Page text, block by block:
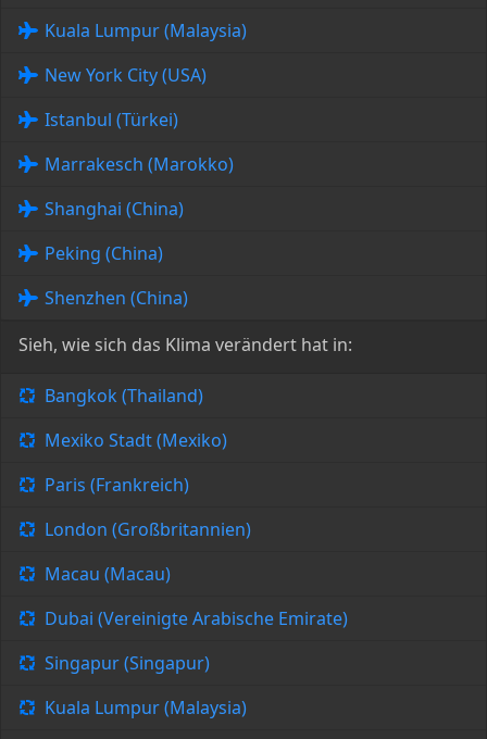
Kuala Lumpur (Malaysia)
New York City (USA)
Istanbul (Türkei)
Marrakesch (Marokko)
Shanghai (China)
Peking (China)
Shenzhen (China)
Sieh, wie sich das Klima verändert hat in:
Bangkok (Thailand)
Mexiko Stadt (Mexiko)
Paris (Frankreich)
London (Großbritannien)
Macau (Macau)
Dubai (Vereinigte Arabische Emirate)
Singapur (Singapur)
Kuala Lumpur (Malaysia)